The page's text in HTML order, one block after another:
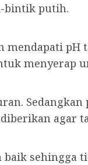
bintik putih.
pH
menyerap
agar
sehingga